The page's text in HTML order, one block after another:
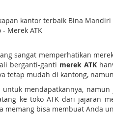
kantor terbaik Bina
Merek ATK
sangat memperhatikan
berganti-ganti merek ATK
tetap mudah di kantong,
mendapatkannya,
ke toko ATK dari jajaran
memang bisa membuat Anda